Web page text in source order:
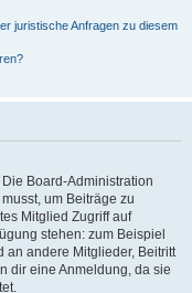
juristische Anfragen zu diesem
Board-Administration
um Beiträge zu
Mitglied Zugriff auf
stehen: zum Beispiel
an andere Mitglieder, Beitritt
dir eine Anmeldung, da sie